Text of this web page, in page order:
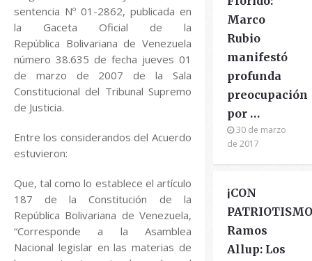
sentencia Nº 01-2862, publicada en
la Gaceta Oficial de la
República Bolivariana de Venezuela
número 38.635 de fecha jueves 01
de marzo de 2007 de la Sala
Constitucional del Tribunal Supremo
de Justicia.
Entre los considerandos del Acuerdo
estuvieron:
Que, tal como lo establece el artículo
187 de la Constitución de la
República Bolivariana de Venezuela,
“Corresponde a la Asamblea
Nacional legislar en las materias de
Marco
Rubio
manifestó
profunda
preocupación
por …
30 de marzo
de 2017
¡CON
Ramos
Allup: Los